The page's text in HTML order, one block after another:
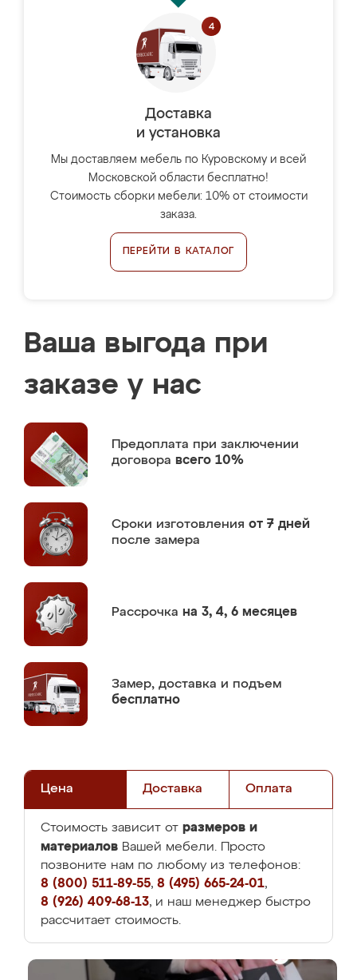
Доставка
и установка
Мы доставляем мебель по Куровскому и всей
Московской области бесплатно!
Стоимость сборки мебели: 10% от стоимости
заказа.
ПЕРЕЙТИ В КАТАЛОГ
Ваша выгода при
заказе у нас
Предоплата при заключении
договора всего 10%
Сроки изготовления от 7 дней
после замера
Рассрочка на 3, 4, 6 месяцев
Замер, доставка и подъем
бесплатно
Цена Доставка Оплата
Стоимость зависит от размеров и
материалов Вашей мебели. Просто
позвоните нам по любому из телефонов:
8 (800) 511-89-55, 8 (495) 665-24-01,
8 (926) 409-68-13, и наш менеджер быстро
рассчитает стоимость.